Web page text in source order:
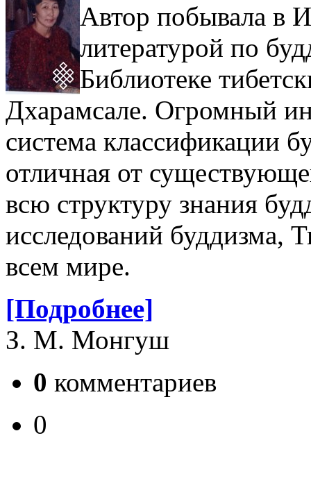
Автор побывала в
литературой по
Библиотеке
Дхарамсале. Огром­ный
система классификации
отличная от
всю структуру знания
исследований буддизма,
всем мире.
[Подробнее]
З. М. Монгуш
0 комментариев
0